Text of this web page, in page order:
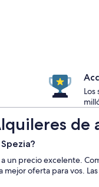
Los
de
un precio excelente.
oferta para vos. Las